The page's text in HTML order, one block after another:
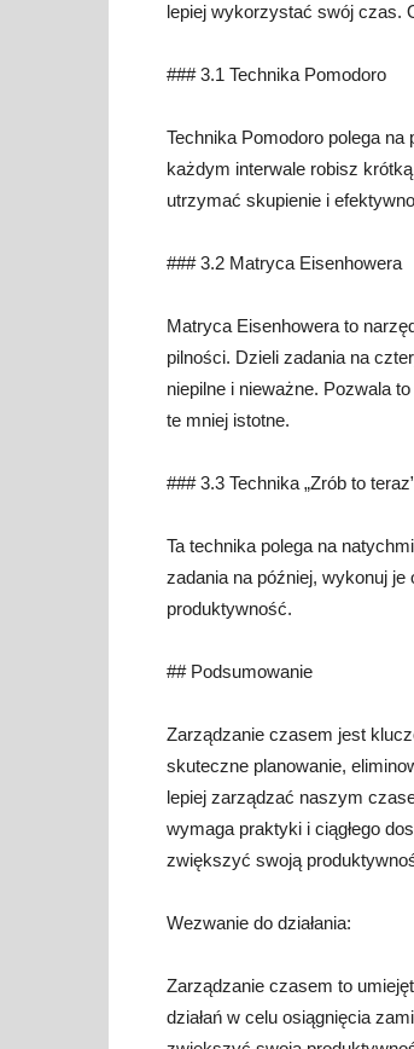
lepiej wykorzystać swój czas.
### 3.1 Technika Pomodoro
Technika Pomodoro polega
każdym interwale robisz
utrzymać skupienie i
### 3.2 Matryca Eisenhowera
Matryca Eisenhowera to
pilności. Dzieli zadania na
niepilne i nieważne. Pozwala
te mniej istotne.
### 3.3 Technika „Zrób to
Ta technika polega na
zadania na później, wykonuj
produktywność.
## Podsumowanie
Zarządzanie czasem jest
skuteczne planowanie,
lepiej zarządzać naszym
wymaga praktyki i ciągłego
zwiększyć swoją
Wezwanie do działania:
Zarządzanie czasem to
działań w celu osiągnięcia